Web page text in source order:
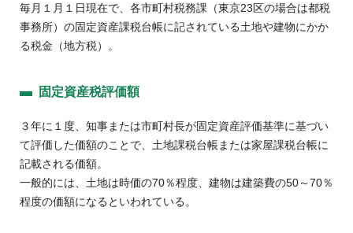
毎月１月１日現在で、各市町村税務課（東京23区の場合は都税
事務所）の固定資産課税台帳に記されている土地や建物にかか
る税金（地方税）。
固定資産税評価額
３年に１度、知事または市町村長が固定資産評価基準に基づい
て評価した価額のことで、土地課税台帳または家屋課税台帳に
記載される価額。
一般的には、土地は時価の70％程度、建物は建築費の50～70％
程度の価額になるといわれている。